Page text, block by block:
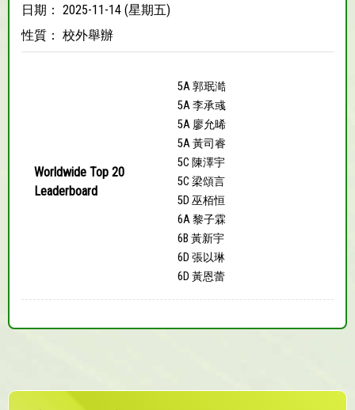
日期： 2025-11-14 (星期五)
性質： 校外舉辦
Worldwide Top 20
Leaderboard
5A 郭珉澔
5A 李承彧
5A 廖允晞
5A 黃司睿
5C 陳澤宇
5C 梁頌言
5D 巫栢恒
6A 黎子霖
6B 黃新宇
6D 張以琳
6D 黃恩蕾